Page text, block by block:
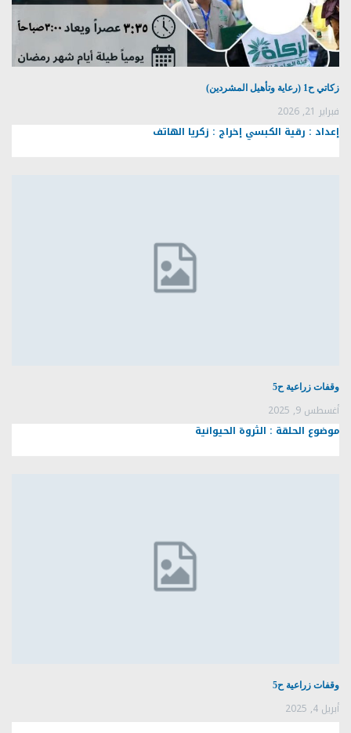
زكاتي ح1 (رعاية وتأهيل المشردين)
فبراير 21, 2026
إعداد : رقية الكبسي إخراج : زكريا الهاتف
وقفات زراعية ح5
أغسطس 9, 2025
موضوع الحلقة : الثروة الحيوانية
وقفات زراعية ح5
أبريل 4, 2025